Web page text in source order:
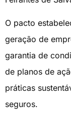
O pacto
geração de
garantia de
de planos de
práticas
seguros.